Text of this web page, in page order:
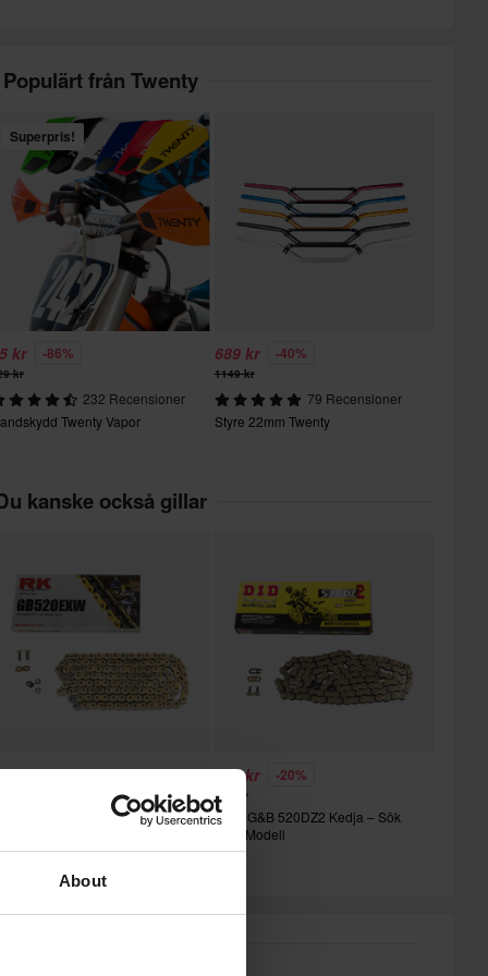
About
Populärt från Twenty
Superpris!
kr -86%
kr
232 Recensioner
Twenty Vapor
689 kr -40%
1149 kr
79 Recensioner
Styre 22mm Twenty
kanske också gillar
kr
RK GB520EXW Kedja Med XW-
Ring – Sök Efter Modell
559 kr -20%
699 kr
D.I.D G&B 520DZ2 Kedja – Sök
Efter Modell